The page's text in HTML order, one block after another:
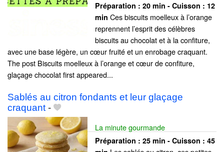
Préparation : 20 min - Cuisson : 12
min Ces biscuits moelleux à l’orange
reprennent l’esprit des célèbres
biscuits au chocolat et à la confiture,
avec une base légère, un cœur fruité et un enrobage craquant.
The post Biscuits moelleux à l’orange et cœur de confiture,
glaçage chocolat first appeared...
Sablés au citron fondants et leur glaçage
craquant-
La minute gourmande
Préparation : 25 min - Cuisson : 45